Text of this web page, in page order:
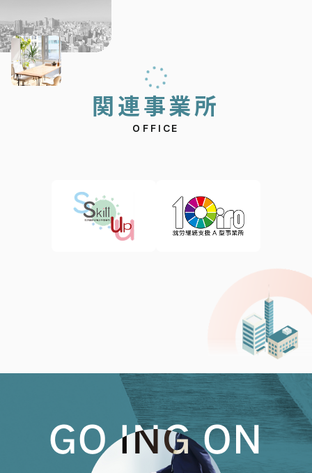
関連事業所
OFFICE